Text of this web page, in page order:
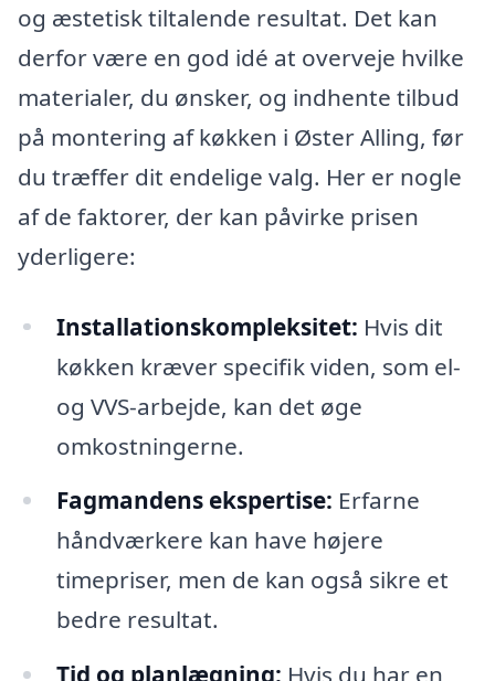
og æstetisk tiltalende resultat. Det kan
derfor være en god idé at overveje hvilke
materialer, du ønsker, og indhente tilbud
på montering af køkken i Øster Alling, før
du træffer dit endelige valg. Her er nogle
af de faktorer, der kan påvirke prisen
yderligere:
Installationskompleksitet: Hvis dit
køkken kræver specifik viden, som el-
og VVS-arbejde, kan det øge
omkostningerne.
Fagmandens ekspertise: Erfarne
håndværkere kan have højere
timepriser, men de kan også sikre et
bedre resultat.
Tid og planlægning: Hvis du har en